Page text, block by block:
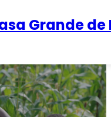
Grande